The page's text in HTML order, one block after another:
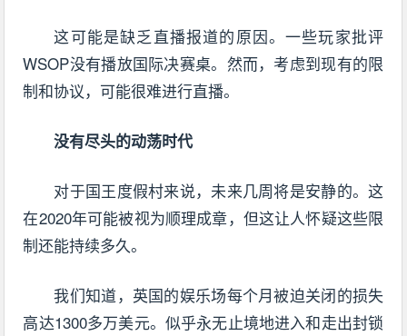
这可能是缺乏直播报道的原因。一些玩家批评
WSOP没有播放国际决赛桌。然而，考虑到现有的限
制和协议，可能很难进行直播。
没有尽头的动荡时代
对于国王度假村来说，未来几周将是安静的。这
在2020年可能被视为顺理成章，但这让人怀疑这些限
制还能持续多久。
我们知道，英国的娱乐场每个月被迫关闭的损失
高达1300多万美元。似乎永无止境地进入和走出封锁